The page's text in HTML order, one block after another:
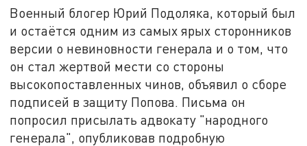
Военный блогер Юрий Подоляка, который был
и остаётся одним из самых ярых сторонников
версии о невиновности генерала и о том, что
он стал жертвой мести со стороны
высокопоставленных чинов, объявил о сборе
подписей в защиту Попова. Письма он
попросил присылать адвокату "народного
генерала", опубликовав подробную